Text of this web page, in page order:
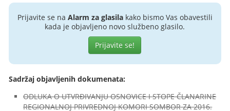
Prijavite se na Alarm za glasilakako bismo Vas obavestili
kada je objavljeno novo službeno glasilo.
Prijavite se!
Sadržaj objavljenih dokumenata:
ODLUKA O UTVRĐIVANJU OSNOVICE I STOPE ČLANARINE
REGIONALNOJ PRIVREDNOJ KOMORI SOMBOR ZA 2016.